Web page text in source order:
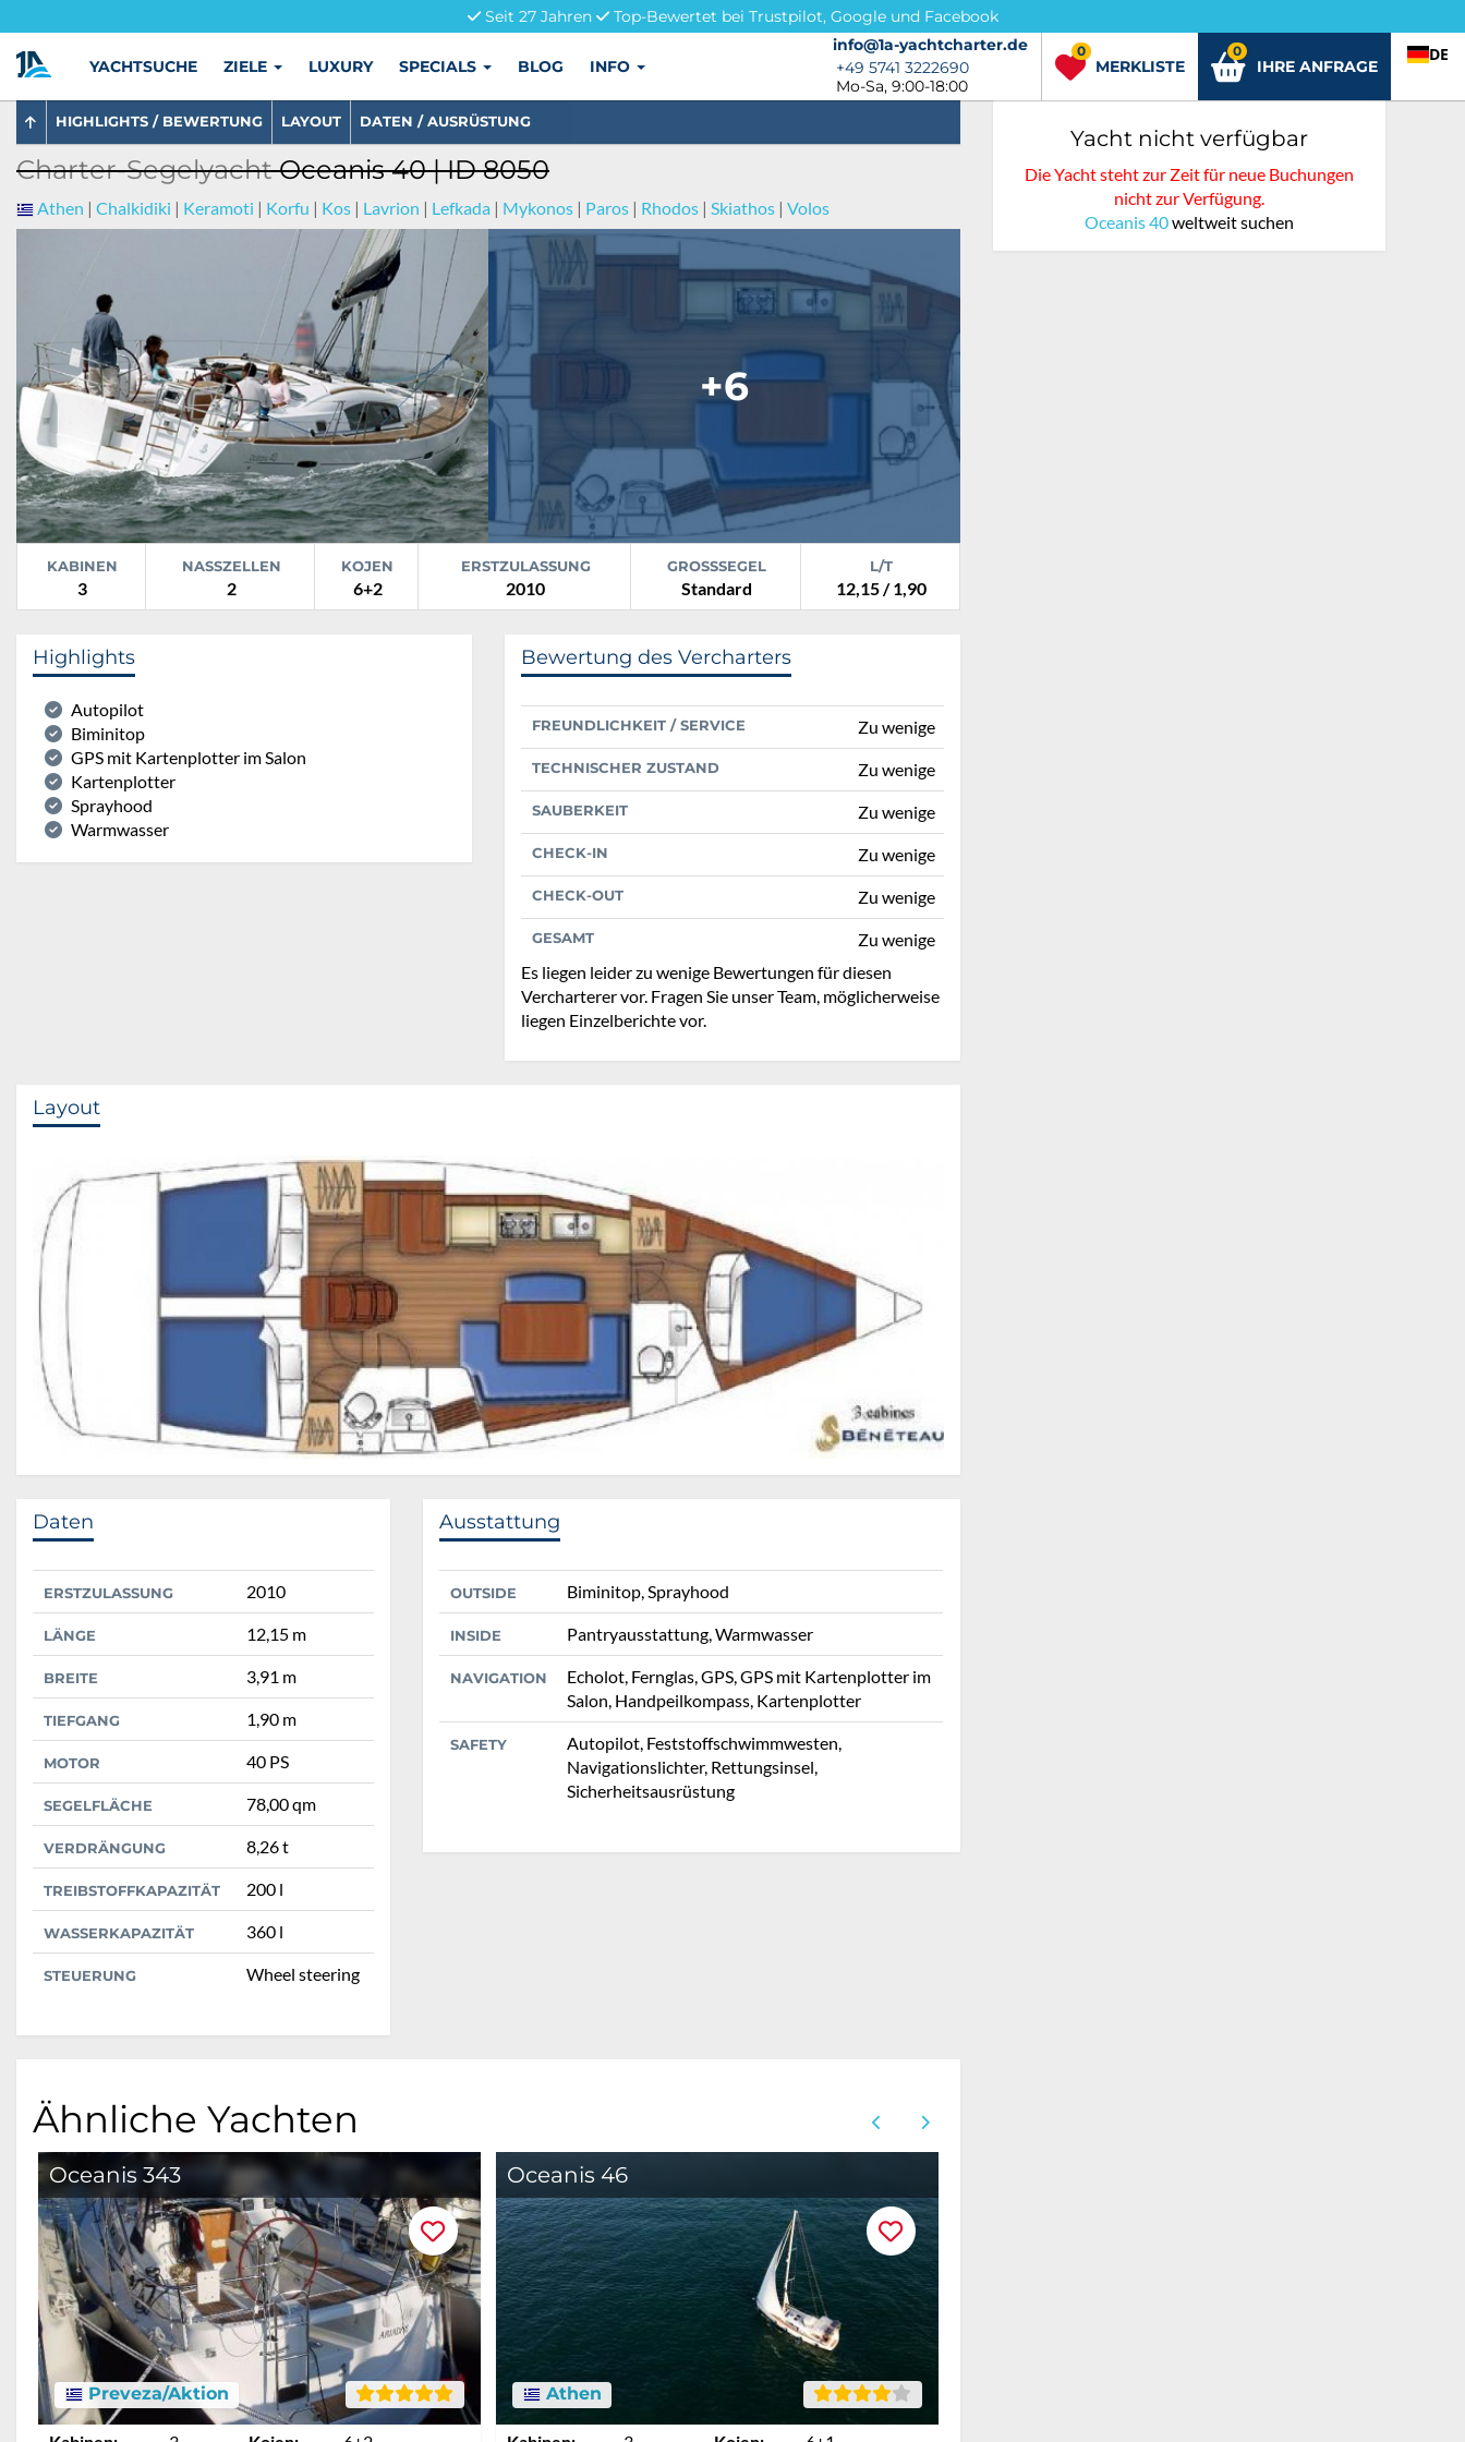
Seit 27 Jahren
Top-Bewertet bei Trustpilot, Google und Facebook
info@1a-yachtcharter.de
info@1a-yachtcharter.de
+49 5741 3222690
+49 5741 3222690
Mo-Sa, 9:00-18:00
MERKLISTE
0
IHRE ANFRAGE
0 DE
YACHTSUCHE ZIELE LUXURY SPECIALS BLOG INFO
HIGHLIGHTS / BEWERTUNG LAYOUT DATEN / AUSRÜSTUNG
Charter-SegelyachtOceanis 40 | ID 8050
Athen | Chalkidiki | Keramoti | Korfu | Kos | Lavrion | Lefkada | Mykonos | Paros | Rhodos | Skiathos | Volos
+6
KABINEN
3
NASSZELLEN
2
KOJEN
6+2
ERSTZULASSUNG
2010
GROSSSEGEL
Standard
L/T
12,15 / 1,90
Highlights
Autopilot
Biminitop
GPS mit Kartenplotter im Salon
Kartenplotter
Sprayhood
Warmwasser
Bewertung des Vercharters
FREUNDLICHKEIT / SERVICE Zu wenige
TECHNISCHER ZUSTAND Zu wenige
SAUBERKEIT Zu wenige
CHECK-IN Zu wenige
CHECK-OUT Zu wenige
GESAMT
Zu wenige
Es liegen leider zu wenige Bewertungen für diesen
Vercharterer vor. Fragen Sie unser Team, möglicherweise
liegen Einzelberichte vor.
Layout
Daten
ERSTZULASSUNG 2010
LÄNGE 12,15 m
BREITE 3,91 m
TIEFGANG 1,90 m
MOTOR 40 PS
SEGELFLÄCHE 78,00 qm
VERDRÄNGUNG 8,26 t
TREIBSTOFFKAPAZITÄT 200 l
WASSERKAPAZITÄT 360 l
STEUERUNG Wheel steering
Ausstattung
OUTSIDE Biminitop, Sprayhood
INSIDE Pantryausstattung, Warmwasser
NAVIGATION
Echolot, Fernglas, GPS, GPS mit Kartenplotter im
Salon, Handpeilkompass, Kartenplotter
SAFETY
Autopilot, Feststoffschwimmwesten,
Navigationslichter, Rettungsinsel,
Sicherheitsausrüstung
Ähnliche Yachten
Oceanis 343
Preveza/Aktion
Oceanis 46
Athen
Yacht nicht verfügbar
Die Yacht steht zur Zeit für neue Buchungen
nicht zur Verfügung.
Oceanis 40weltweit suchen